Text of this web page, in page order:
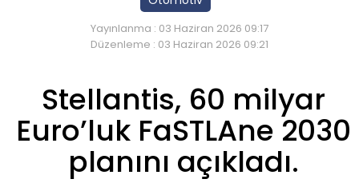
Yayınlanma : 03 Haziran 2026 09:17
Düzenleme : 03 Haziran 2026 09:21
Stellantis, 60 milyar
Euro’luk FaSTLAne 2030
planını açıkladı.